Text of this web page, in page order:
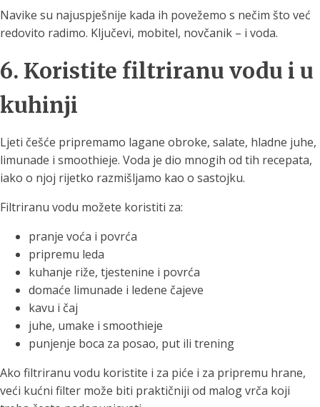
Navike su najuspješnije kada ih povežemo s nečim što već
redovito radimo. Ključevi, mobitel, novčanik – i voda.
6. Koristite filtriranu vodu i u
kuhinji
Ljeti češće pripremamo lagane obroke, salate, hladne juhe,
limunade i smoothieje. Voda je dio mnogih od tih recepata,
iako o njoj rijetko razmišljamo kao o sastojku.
Filtriranu vodu možete koristiti za:
pranje voća i povrća
pripremu leda
kuhanje riže, tjestenine i povrća
domaće limunade i ledene čajeve
kavu i čaj
juhe, umake i smoothieje
punjenje boca za posao, put ili trening
Ako filtriranu vodu koristite i za piće i za pripremu hrane,
veći kućni filter može biti praktičniji od malog vrča koji